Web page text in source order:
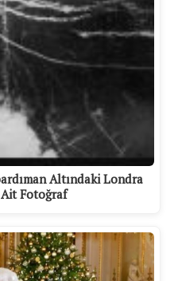
Altındaki Londra
Fotoğraf